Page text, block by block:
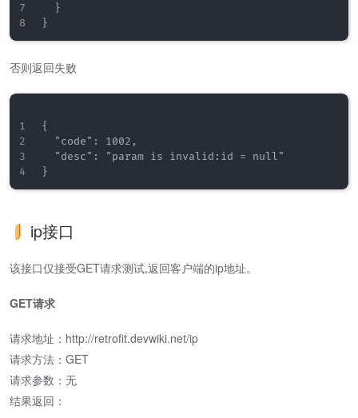
  }
否则返回失败
{
  "code": 1002,
  "desc": "param is invalid:id = null"
ip接口
该接口仅接受GET请求测试,返回客户端的ip地址。
GET请求
请求地址：http://retrofit.devwiki.net/ip
请求方法：GET
请求参数：无
结果返回：